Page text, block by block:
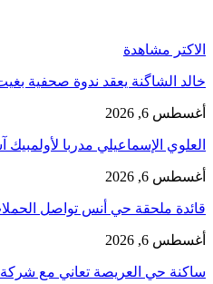
الاكتر مشاهدة
خالد الشاگنة يعقد ندوة صحفية
أغسطس 6, 2026
العلوي الإسماعيلي مدربا
أغسطس 6, 2026
قائدة ملحقة حي أنس تواصل
أغسطس 6, 2026
ساكنة حي العريصة تعاني مع شركة sos وتطالب ببيئة نظيف…